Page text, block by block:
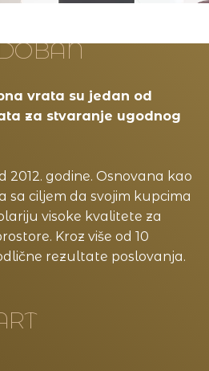
vrata su jedan od
za stvaranje ugodnog
2012. godine. Osnovana kao
ciljem da svojim kupcima
visoke kvalitete za
Kroz više od 10
rezultate poslovanja.